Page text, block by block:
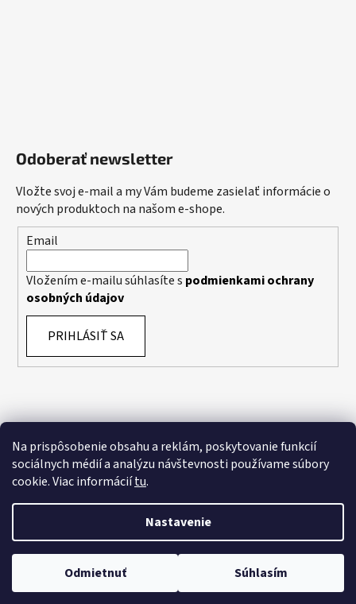
Na prispôsobenie obsahu a reklám, poskytovanie funkcií
sociálnych médií a analýzu návštevnosti používame súbory
cookie. Viac informáciítu.
Nastavenie
Odmietnuť Súhlasím
Odoberať newsletter
Vložte svoj e-mail a my Vám budeme zasielať informácie o
nových produktoch na našom e-shope.
Email
Vložením e-mailu súhlasíte s podmienkami ochrany
osobných údajov
PRIHLÁSIŤ SA
Vytvoril Shoptet
Copyright 2026KMbike . Všetky práva vyhradené.
nastavenie cookies